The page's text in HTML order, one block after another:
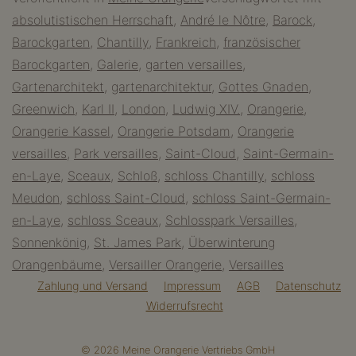
die
Mutter
aller
Orangerien
absolutistischen Herrschaft, André le Nôtre, Barock,
Barockgarten, Chantilly, Frankreich, französischer
Barockgarten, Galerie, garten versailles,
Gartenarchitekt, gartenarchitektur, Gottes Gnaden,
Greenwich, Karl II, London, Ludwig XIV., Orangerie,
Orangerie Kassel , Orangerie Potsdam , Orangerie
versailles, Park versailles, Saint-Cloud , Saint-Germain-
en-Laye, Sceaux, Schloß, schloss Chantilly, schloss
Meudon, schloss Saint-Cloud , schloss Saint-Germain-
en-Laye, schloss Sceaux, Schlosspark Versailles,
Sonnenkönig, St. James Park, Überwinterung
Orangenbäume, Versailler Orangerie, Versailles
Zahlung und Versand Impressum AGB
Datenschutz
Widerrufsrecht
© 2026 Meine Orangerie Vertriebs GmbH